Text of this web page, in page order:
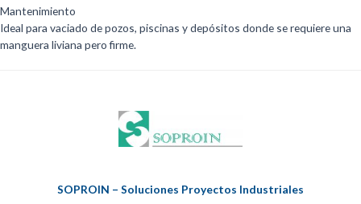
Mantenimiento
Ideal para vaciado de pozos, piscinas y depósitos donde se requiere una
manguera liviana pero firme.
SOPROIN – Soluciones Proyectos Industriales